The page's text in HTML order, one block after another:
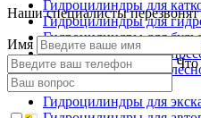
Гидроцилиндры для
Гидроцилиндры для
Гидроцилиндры для
Гидроцилиндры для
Гидроцилиндры для
металловозов
Гидроцилиндры для
Наши специалисты
Имя
Что